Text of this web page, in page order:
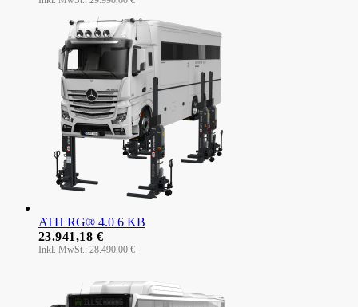
ATH RG® 4.0 6 KB
28.490,00 €
23.941,18 €